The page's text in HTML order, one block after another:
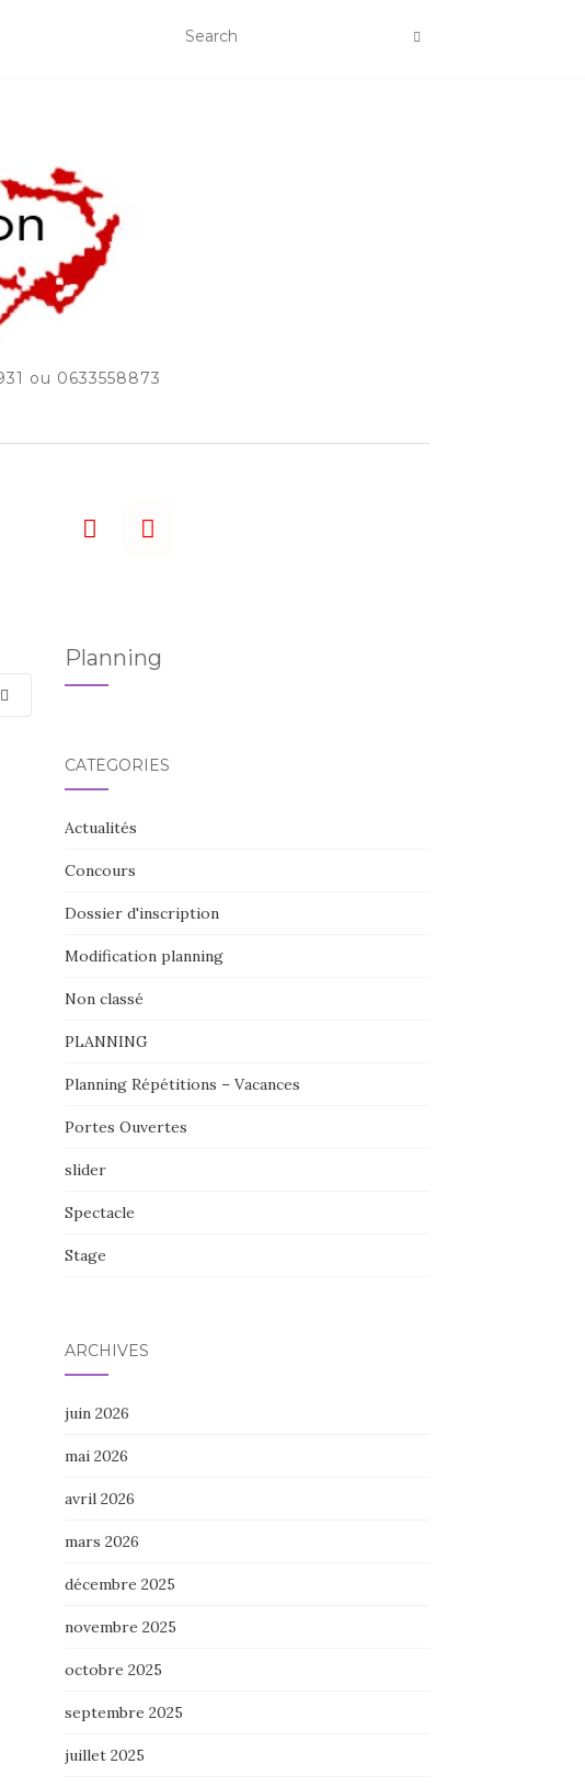
ou 0633558873
Planning
CATÉGORIES
Actualités
Concours
Dossier d'inscription
Modification planning
Non classé
PLANNING
Planning Répétitions – Vacances
Portes Ouvertes
slider
Spectacle
Stage
ARCHIVES
juin 2026
mai 2026
avril 2026
mars 2026
décembre 2025
novembre 2025
octobre 2025
septembre 2025
juillet 2025